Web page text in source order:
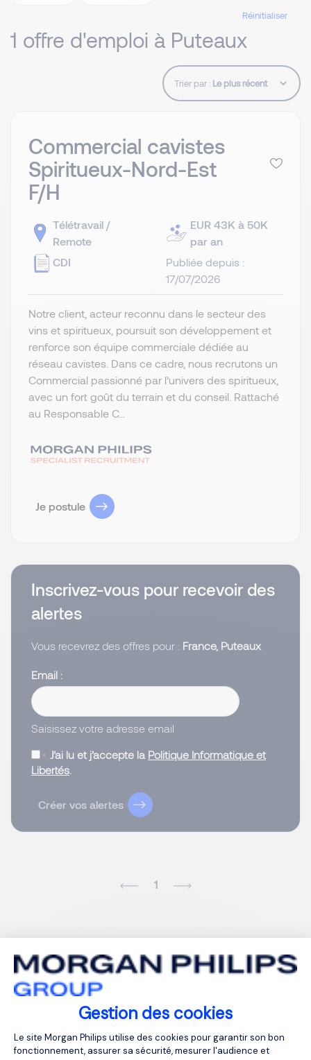
Gestion des cookies
Plateforme de Gestion du
Le site Morgan Philips utilise des cookies pour garantir son bon
fonctionnement, assurer sa sécurité, mesurer l'audience et
Réinitialiser
1 offre d'emploi à Puteaux
Trier par :
Commercial cavistes
Spiritueux-Nord-Est
F/H
Télétravail /
Remote
CDI
EUR 43K à 50K
par an
Publiée depuis :
17/07/2026
Notre client, acteur reconnu dans le secteur des
vins et spiritueux, poursuit son développement et
renforce son équipe commerciale dédiée au
réseau cavistes. Dans ce cadre, nous recrutons un
Commercial passionné par l’univers des spiritueux,
avec un fort goût du terrain et du conseil. Rattaché
au Responsable C...
Je postule
Inscrivez-vous pour recevoir des
alertes
Vous recevrez des offres pour : France, Puteaux
Email
Saisissez votre adresse email
J’ai lu et j’accepte la Politique Informatique et
Libertés.
Créer vos alertes
1